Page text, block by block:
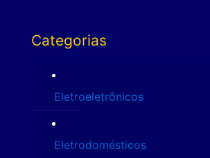
Categorias
Eletroeletrônicos
Eletrodomésticos